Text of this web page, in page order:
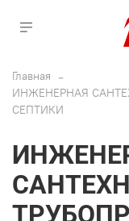
Главная
ИНЖЕНЕРНАЯ
СЕПТИКИ